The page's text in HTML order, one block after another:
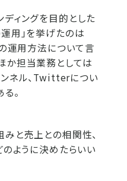
ディングを目的とした
用」を挙げたのは
運用方法について言
か担当業務としては
ネル、Twitterについ
。
みと売上との相関性、
ように決めたらいい